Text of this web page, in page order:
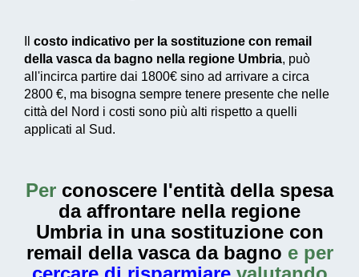
costo indicativo per la sostituzione con remail
della vasca da bagno nella regione Umbria, può
all'incirca partire dai 1800€ sino ad arrivare a circa
2800 €, ma bisogna sempre tenere presente che nelle
città del Nord i costi sono più alti rispetto a quelli
applicati al Sud.
Per conoscere l'entità della spesa
da affrontare nella regione
Umbria in una sostituzione con
remail della vasca da bagno e per